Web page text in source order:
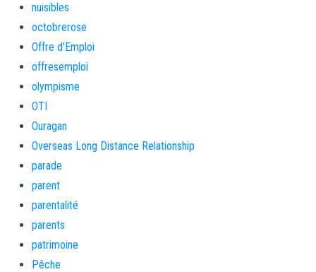
nuisibles
octobrerose
Offre d'Emploi
offresemploi
olympisme
OTI
Ouragan
Overseas Long Distance Relationship
parade
parent
parentalité
parents
patrimoine
Pêche